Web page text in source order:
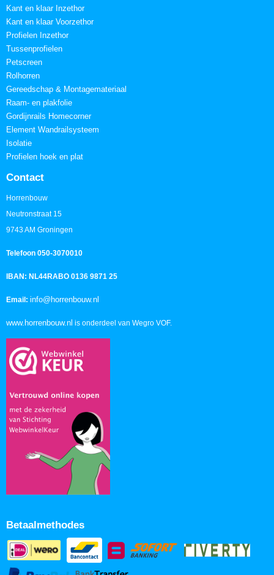
Kant en klaar Inzethor
Kant en klaar Voorzethor
Profielen Inzethor
Tussenprofielen
Petscreen
Rolhorren
Gereedschap & Montagemateriaal
Raam- en plakfolie
Gordijnrails Homecorner
Element Wandrailsysteem
Isolatie
Profielen hoek en plat
Contact
Horrenbouw
Neutronstraat 15
9743 AM Groningen
Telefoon 050-3070010
IBAN: NL44RABO 0136 9871 25
Email: info@horrenbouw.nl
www.horrenbouw.nl is onderdeel van Wegro VOF.
Betaalmethodes